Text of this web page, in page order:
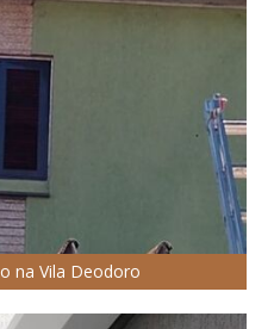
na Vila Deodoro